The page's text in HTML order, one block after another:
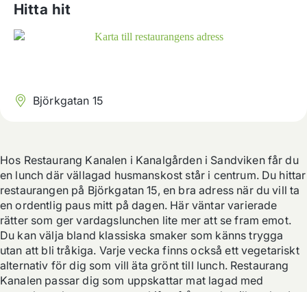
Hitta hit
Björkgatan 15
Hos Restaurang Kanalen i Kanalgården i Sandviken får du
en lunch där vällagad husmanskost står i centrum. Du hittar
restaurangen på Björkgatan 15, en bra adress när du vill ta
en ordentlig paus mitt på dagen. Här väntar varierade
rätter som ger vardagslunchen lite mer att se fram emot.
Du kan välja bland klassiska smaker som känns trygga
utan att bli tråkiga. Varje vecka finns också ett vegetariskt
alternativ för dig som vill äta grönt till lunch. Restaurang
Kanalen passar dig som uppskattar mat lagad med